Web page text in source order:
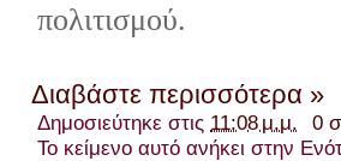
πολιτισμού.
Διαβάστε περισσότερα »
Δημοσιεύτηκε στις 11:08 μ.μ.
0
Το κείμενο αυτό ανήκει στην